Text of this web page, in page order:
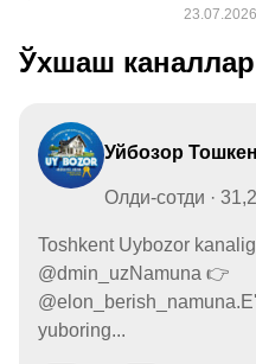
Ўхшаш каналлар
Уйбозор
Олди-сотди ·
Toshkent Uybozor
@dmin_uzNamuna 👉
yuboring...